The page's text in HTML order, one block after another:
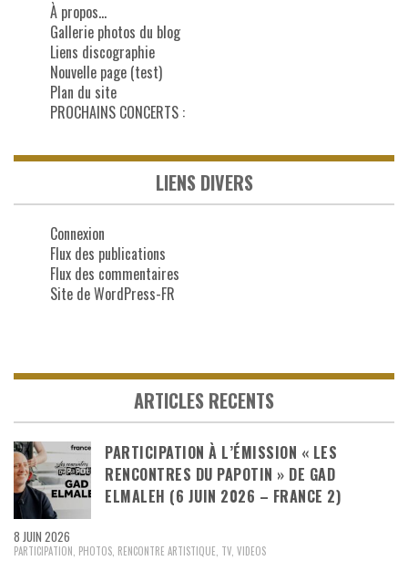
À propos…
Gallerie photos du blog
Liens discographie
Nouvelle page (test)
Plan du site
PROCHAINS CONCERTS :
LIENS DIVERS
Connexion
Flux des publications
Flux des commentaires
Site de WordPress-FR
ARTICLES RECENTS
PARTICIPATION À L’ÉMISSION « LES
RENCONTRES DU PAPOTIN » DE GAD
ELMALEH (6 JUIN 2026 – FRANCE 2)
8 JUIN 2026
PARTICIPATION, PHOTOS, RENCONTRE ARTISTIQUE, TV, VIDEOS